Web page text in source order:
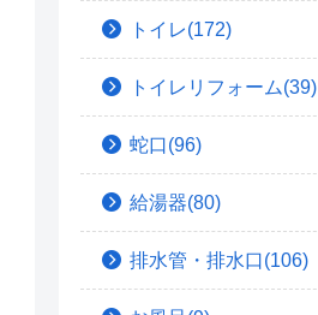
トイレ(172)
トイレリフォーム(39)
蛇口(96)
給湯器(80)
排水管・排水口(106)